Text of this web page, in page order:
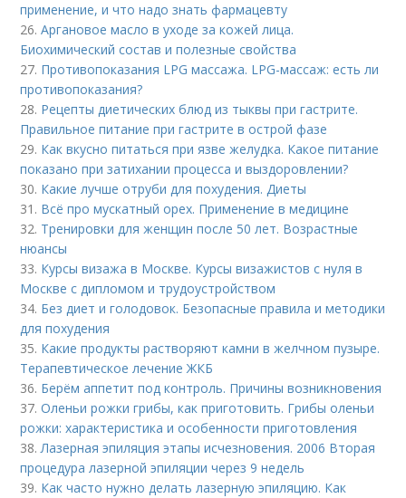
применение, и что надо знать фармацевту
26.Аргановое масло в уходе за кожей лица.
Биохимический состав и полезные свойства
27. Противопоказания LPG массажа. LPG-массаж: есть ли
противопоказания?
28. Рецепты диетических блюд из тыквы при гастрите.
Правильное питание при гастрите в острой фазе
29. Как вкусно питаться при язве желудка. Какое питание
показано при затихании процесса и выздоровлении?
30. Какие лучше отруби для похудения. Диеты
31. Всё про мускатный орех. Применение в медицине
32. Тренировки для женщин после 50 лет. Возрастные
нюансы
33. Курсы визажа в Москве. Курсы визажистов с нуля в
Москве с дипломом и трудоустройством
34. Без диет и голодовок. Безопасные правила и методики
для похудения
35. Какие продукты растворяют камни в желчном пузыре.
Терапевтическое лечение ЖКБ
36. Берём аппетит под контроль. Причины возникновения
37.Оленьи рожки грибы, как приготовить. Грибы оленьи
рожки: характеристика и особенности приготовления
38.Лазерная эпиляция этапы исчезновения. 2006 Вторая
процедура лазерной эпиляции через 9 недель
39. Как часто нужно делать лазерную эпиляцию. Как